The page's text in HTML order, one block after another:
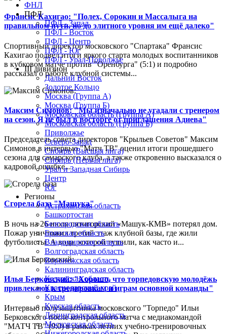
Франсис Кахигао: "Полех, Сорокин и Массалыга на
правильном пути, но до элитного уровня им ещё далеко"
Спортивный директор московского "Спартака" Франсис
Кахигао подвел итоги яркого старта молодых воспитанников
в кубковом матче против "Оренбурга" (5:1) и подробно
рассказал о работе клубной системы...
Максим Симонов: "Мы изначально не угадали с тренером
на сезон. Я не был в восторге от приглашения Адиева"
Председатель совета директоров "Крыльев Советов" Максим
Симонов в интервью "Матч ТВ" оценил итоги прошедшего
сезона для самарского клуба, а также откровенно высказался о
кадровой ошибке...
Сгорела база "Машука"
В ночь на 26 июля пятигорский «Машук-КМВ» потерял дом.
Пожар уничтожил третий этаж клубной базы, где жили
футболисты. А вода, которой тушили, как часто и...
Илья Берковский: "Хорошо, что торпедовскую молодёжь
привлекают к тренировкам и играм основной команды"
Интервью полузащитника московского "Торпедо" Ильи
Берковского после контрольного матча с медиакомандой
"МАТЧ ТВ" (9:0) в рамках летних учебно-тренировочных
ФНЛ
ПФЛ
ПФЛ - Запад
ПФЛ - Восток
ПФЛ - Центр
ПФЛ - Юг
ПФЛ - Урал-Поволжье
III дивизион
Дальний Восток
Золотое Кольцо
Москва (Группа А)
Москва (Группа Б)
Московская область (Группа А)
Московская область (Группа Б)
Приволжье
Северо-Запад
Сибирь (Высшая лига)
Сибирь (Первая лига)
Урал и Западная Сибирь
Центр
Юг
Регионы
Астраханская область
Башкортостан
Белгородская область
Брянская область
Владимирская область
Волгоградская область
Воронежская область
Калининградская область
Калужская область
Краснодарский край
Крым
Курская область
Ленинградская область
Московская область